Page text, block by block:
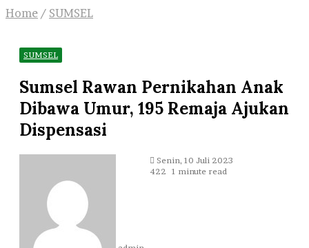
Home / SUMSEL
SUMSEL
Sumsel Rawan Pernikahan Anak
Dibawa Umur, 195 Remaja Ajukan
Dispensasi
Send
an
Senin, 10 Juli 2023
422 1 minute read